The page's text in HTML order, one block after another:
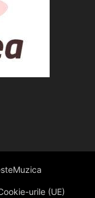
urile (UE)